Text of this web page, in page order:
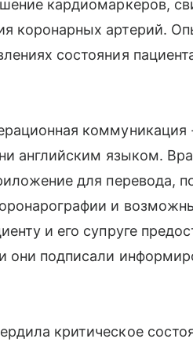
кардиомаркеров,
коронарных артерий.
состояния
коммуникация
английским языком.
для перевода,
и
и его супруге
подписали
критическое